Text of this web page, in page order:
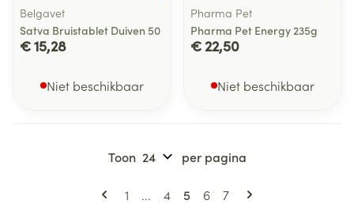
Belgavet
Satva Bruistablet Duiven 50
€ 15,28
Niet beschikbaar
Pharma Pet
Pharma Pet Energy 235g
€ 22,50
Niet beschikbaar
Pagina's
Pagina
1 ... Pagina
4 U lees momenteel pagina
5 Pagina
6 Pagina
7
Toon per pagina